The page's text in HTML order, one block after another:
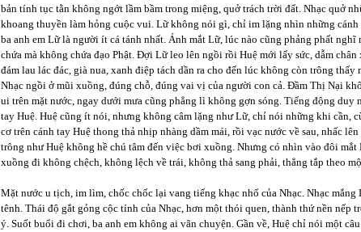
bản tính tục tằn không ngớt lầm bầm trong miệng, quở trách trời đất. Nhạc quở
khoang thuyền làm hỏng cuộc vui. Lữ không nói gì, chỉ im lặng nhìn những
ba anh em Lữ là người ít cá tánh nhất. Ánh mắt Lữ, lúc nào cũng phảng phất
chứa mà không chứa đạo Phật. Đợi Lữ leo lên ngồi rồi Huệ mới lấy sức, dẫm
đám lau lác đác, già nua, xanh điệp tách dần ra cho đến lúc không còn trông thấy
Nhạc ngồi ở mũi xuồng, đúng chỗ, đúng vai vị của người con cả. Đầm Thị Nại
ui trên mặt nước, ngay dưới mưa cũng phẳng lì không gợn sóng. Tiếng động duy
tay Huệ. Huệ cũng ít nói, nhưng không câm lặng như Lữ, chỉ nói những khi cần,
cơ trên cánh tay Huệ thong thả nhịp nhàng dầm mái, rồi vạc nước về sau, nhấc
trông như Huệ không hề chú tâm đến việc bơi xuồng. Nhưng có nhìn vào đôi
xuồng đi không chệch, không lệch về trái, không thả sang phải, thẳng tắp theo
Mặt nước u tịch, im lìm, chốc chốc lại vang tiếng khạc nhổ của Nhạc. Nhạc
tênh. Thái độ gắt gỏng cộc tính của Nhạc, hơn một thói quen, thành thứ nền nếp
ý. Suốt buổi đi chơi, ba anh em không ai vãn chuyện. Gần về, Huệ chỉ nói một